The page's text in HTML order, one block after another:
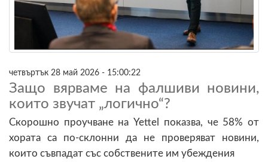
четвъртък 28 май 2026 - 15:00:22
Защо вярваме на фалшиви новини,
които звучат „логично“?
Скорошно проучване на Yettel показва, че 58% от
хората са по-склонни да не проверяват новини,
които съвпадат със собствените им убеждения